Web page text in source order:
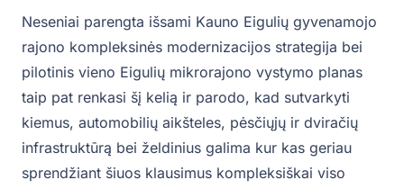
Neseniai parengta išsami Kauno Eigulių gyvenamojo
rajono kompleksinės modernizacijos strategija bei
pilotinis vieno Eigulių mikrorajono vystymo planas
taip pat renkasi šį kelią ir parodo, kad sutvarkyti
kiemus, automobilių aikšteles, pėsčiųjų ir dviračių
infrastruktūrą bei želdinius galima kur kas geriau
sprendžiant šiuos klausimus kompleksiškai viso